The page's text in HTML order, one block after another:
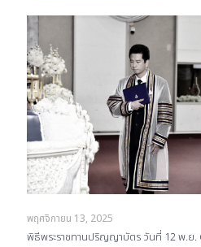
พฤศจิกายน 13, 2025
พิธีพระราชทานปริญญาบัตร วันที่ 12 พ.ย.